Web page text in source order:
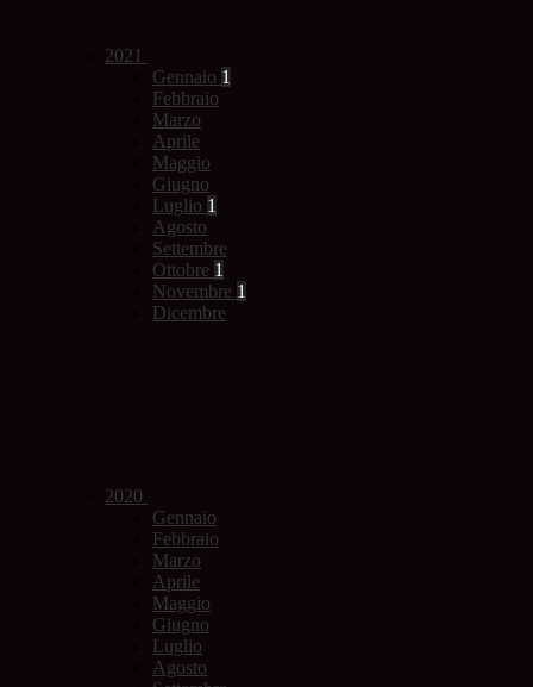
2021
Gennaio 1
Febbraio
Marzo
Aprile
Maggio
Giugno
Luglio 1
Agosto
Settembre
Ottobre 1
Novembre 1
Dicembre
2020
Gennaio
Febbraio
Marzo
Aprile
Maggio
Giugno
Luglio
Agosto